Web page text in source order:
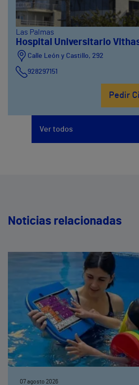
Las Palmas
Hospital Universitario
Calle León y Castillo, 292
928297151
Pedir
Ver todos
Noticias relacionadas
07 agosto 2026